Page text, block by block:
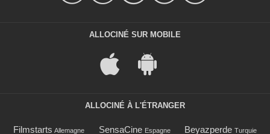
ALLOCINÉ SUR MOBILE
ALLOCINÉ À L'ÉTRANGER
Filmstarts Allemagne SensaCine Espagne Beyazperde Turquie